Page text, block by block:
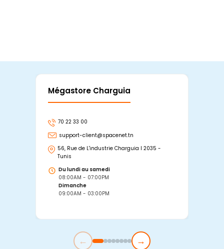
Mégastore Charguia
70 22 33 00
support-client@spacenet.tn
56, Rue de L'industrie Charguia I 2035 -
Tunis
Du lundi au samedi
08:00AM - 07:00PM
Dimanche
09:00AM - 03:00PM
← →